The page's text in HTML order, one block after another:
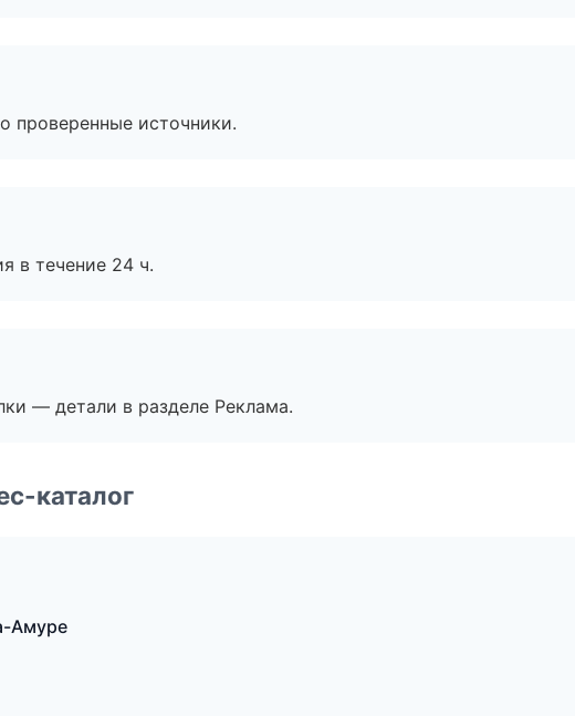
проверенные источники.
в течение 24 ч.
— детали в разделе Реклама.
каталог
Амуре